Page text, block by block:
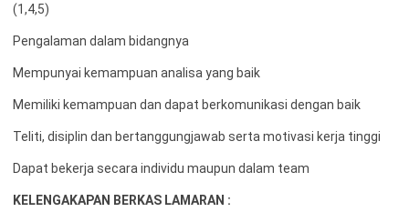
(1,4,5)
Pengalaman dalam bidangnya
Mempunyai kemampuan analisa yang baik
Memiliki kemampuan dan dapat berkomunikasi dengan baik
Teliti, disiplin dan bertanggungjawab serta motivasi kerja tinggi
Dapat bekerja secara individu maupun dalam team
KELENGAKAPAN BERKAS LAMARAN :